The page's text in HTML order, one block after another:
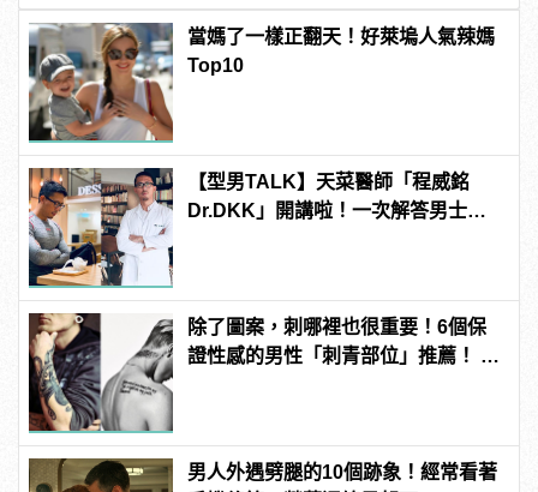
當媽了一樣正翻天！好萊塢人氣辣媽
Top10
【型男TALK】天菜醫師「程威銘
Dr.DKK」開講啦！一次解答男士們
除了圖案，刺哪裡也很重要！6個保
證性感的男性「刺青部位」推薦！ |
男人外遇劈腿的10個跡象！經常看著